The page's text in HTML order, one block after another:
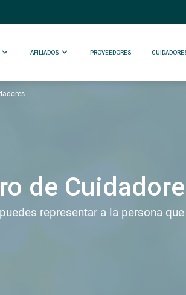
AFILIADOS PROVEEDORES
de
representar a la persona